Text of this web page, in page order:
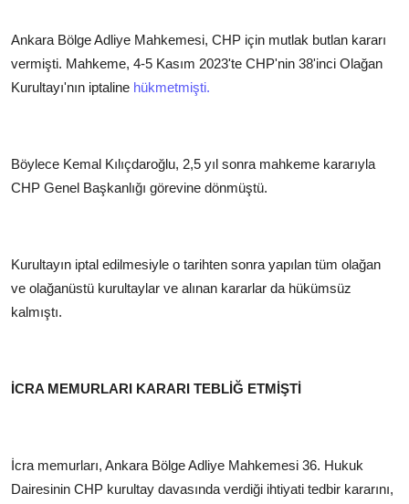
Ankara Bölge Adliye Mahkemesi, CHP için mutlak butlan kararı
vermişti. Mahkeme, 4-5 Kasım 2023'te CHP'nin 38'inci Olağan
Kurultayı'nın iptaline hükmetmişti.
Böylece Kemal Kılıçdaroğlu, 2,5 yıl sonra mahkeme kararıyla
CHP Genel Başkanlığı görevine dönmüştü.
Kurultayın iptal edilmesiyle o tarihten sonra yapılan tüm olağan
ve olağanüstü kurultaylar ve alınan kararlar da hükümsüz
kalmıştı.
İCRA MEMURLARI KARARI TEBLİĞ ETMİŞTİ
İcra memurları, Ankara Bölge Adliye Mahkemesi 36. Hukuk
Dairesinin CHP kurultay davasında verdiği ihtiyati tedbir kararını,